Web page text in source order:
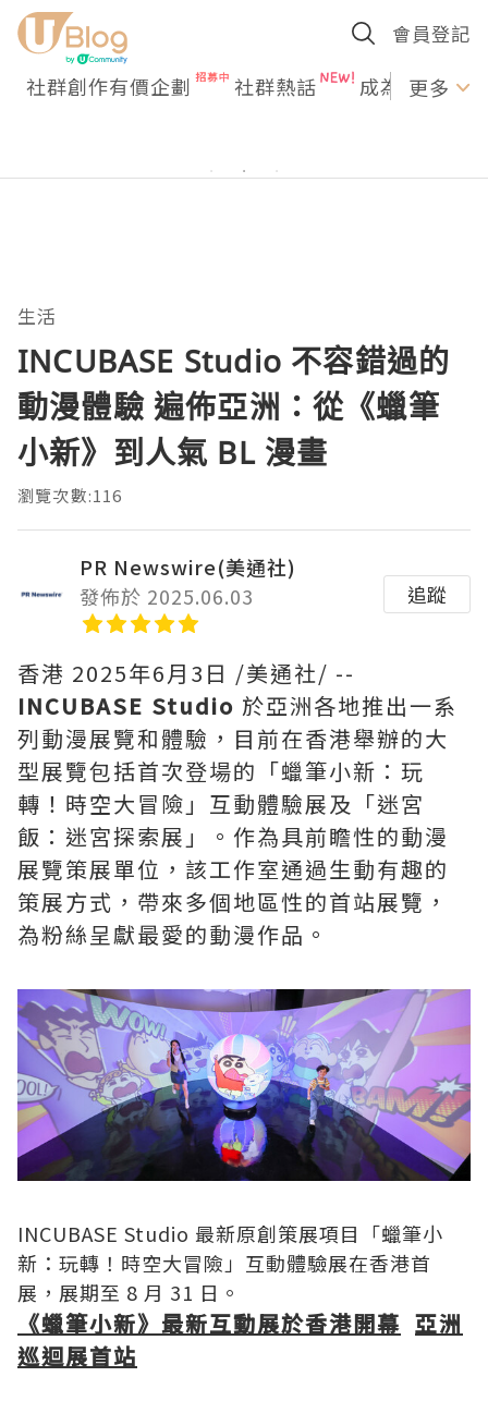
會員登記
社群創作有價企劃 社群熱話 成為U更多
生活
INCUBASE Studio 不容錯過的
動漫體驗 遍佈亞洲：從《蠟筆
小新》到人氣 BL 漫畫
瀏覽次數:116
PR Newswire(美通社)
發佈於 2025.06.03
追蹤
香港 2025年6月3日 /美通社/ --
INCUBASE Studio 於亞洲各地推出一系
列動漫展覽和體驗，目前在香港舉辦的大
型展覽包括首次登場的「蠟筆小新：玩
轉！時空大冒險」互動體驗展及「迷宮
飯：迷宮探索展」。作為具前瞻性的動漫
展覽策展單位，該工作室通過生動有趣的
策展方式，帶來多個地區性的首站展覽，
為粉絲呈獻最愛的動漫作品。
INCUBASE Studio 最新原創策展項目「蠟筆小
新：玩轉！時空大冒險」互動體驗展在香港首
展，展期至 8 月 31 日。
《蠟筆小新》最新互動展於香港開幕 亞洲
巡迴展首站